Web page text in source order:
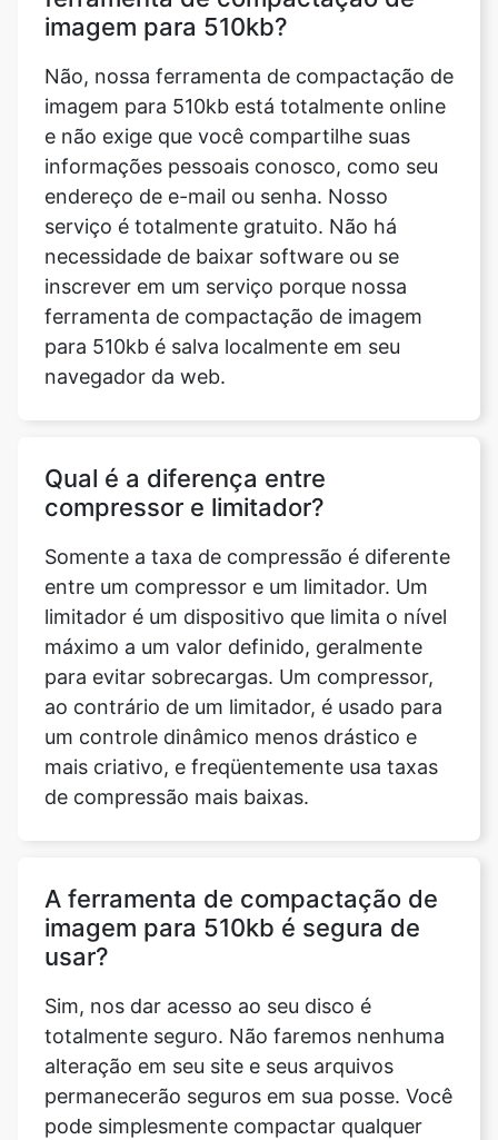
imagem para 510kb está totalmente online
e não exige que você compartilhe suas
informações pessoais conosco, como seu
endereço de e-mail ou senha. Nosso
serviço é totalmente gratuito. Não há
necessidade de baixar software ou se
inscrever em um serviço porque nossa
ferramenta de compactação de imagem
para 510kb é salva localmente em seu
navegador da web.
Qual é a diferença entre
Somente a taxa de compressão é diferente
entre um compressor e um limitador. Um
limitador é um dispositivo que limita o nível
máximo a um valor definido, geralmente
para evitar sobrecargas. Um compressor,
ao contrário de um limitador, é usado para
um controle dinâmico menos drástico e
mais criativo, e freqüentemente usa taxas
de compressão mais baixas.
A ferramenta de compactação de
Sim, nos dar acesso ao seu disco é
totalmente seguro. Não faremos nenhuma
alteração em seu site e seus arquivos
permanecerão seguros em sua posse. Você
pode simplesmente compactar qualquer
imagem usando a ferramenta de
compactação de imagem para 510kb. No
entanto, isso não degrada a nitidez da